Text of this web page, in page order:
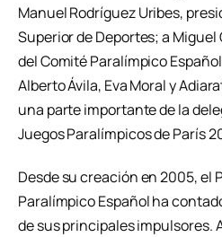
Manuel Rodríguez Uribes,
Superior de Deportes; a
del Comité Paralímpico
Alberto Ávila, Eva Moral y
una parte importante de la
Juegos Paralímpicos de París
Desde su creación en 2005, el
Paralímpico Español ha
de sus principales impulsores.